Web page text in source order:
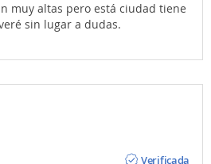
muy altas pero está ciudad tiene
sin lugar a dudas.
Verificada